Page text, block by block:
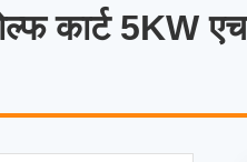
कार्ट
कार्ट 5KW